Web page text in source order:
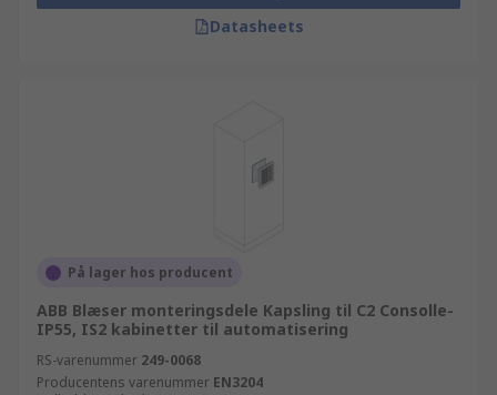
Datasheets
På lager hos producent
ABB Blæser monteringsdele Kapsling til C2 Consolle-
IP55, IS2 kabinetter til automatisering
RS-varenummer 249-0068
Producentens varenummer EN3204